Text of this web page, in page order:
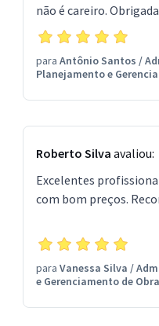
não é careiro.
para Antônio Santos /
Planejamento e
Roberto Silva avaliou:
Excelentes
com bom preços.
para Vanessa Silva /
e Gerenciamento de